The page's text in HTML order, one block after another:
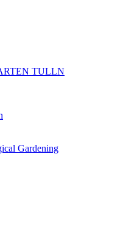
TULLN
Gardening